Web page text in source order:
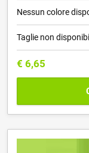
Nessun colore
Taglie non
€ 6,65